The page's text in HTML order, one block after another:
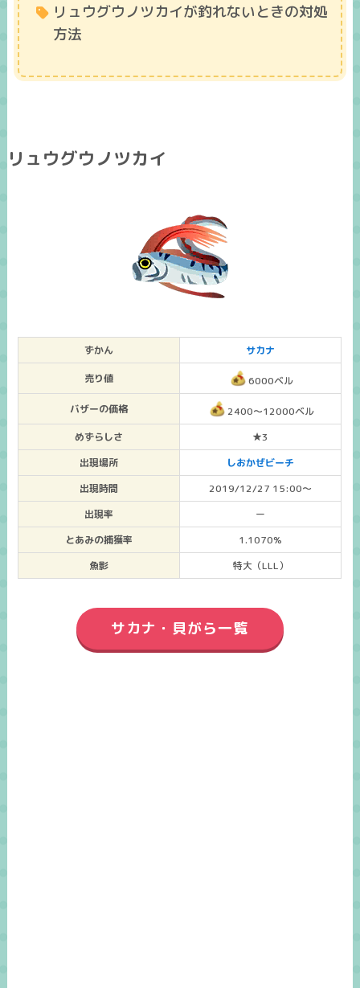
リュウグウノツカイが釣れないときの対処
方法
リュウグウノツカイ
ずかん サカナ
売り値 6000ベル
バザーの価格
2400～12000ベル
めずらしさ
★3
出現場所
しおかぜビーチ
出現時間
2019/12/27 15:00～
出現率
ー
とあみの捕獲率
1.1070%
魚影
特大（LLL）
サカナ・貝がら一覧